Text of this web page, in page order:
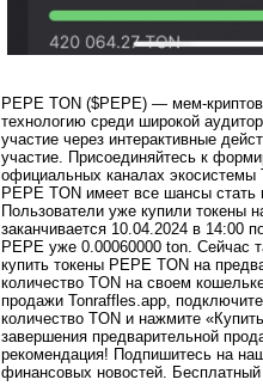
PEPE TON ($PEPE) — мем-
технологию среди широкой
участие через интерактивные
участие. Присоединяйтесь к
официальных каналах экосистемы
PEPE TON имеет все шансы
Пользователи уже купили токены
заканчивается 10.04.2024 в 14:00
PEPE уже 0.00060000 ton. Сейчас
купить токены PEPE TON на
количество TON на своем
продажи Tonraffles.app,
количество TON и нажмите
завершения предварительной
рекомендация! Подпишитесь на
финансовых новостей.